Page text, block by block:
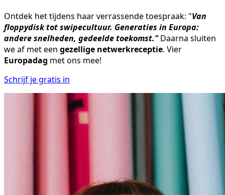
Ontdek het tijdens haar verrassende toespraak: "Van
floppydisk tot swipecultuur. Generaties in Europa:
andere snelheden, gedeelde toekomst."Daarna sluiten
we af met een gezellige netwerkreceptie. Vier
Europadag met ons mee!
Schrijf je gratis in